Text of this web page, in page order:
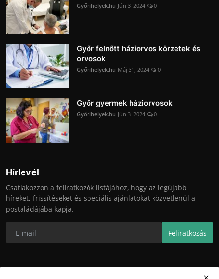
Győrihelyek.hu Jún 3, 2024 0
Győr felnőtt háziorvos körzetek és
orvosok
Győrihelyek.hu Máj 31, 2024 0
Győr gyermek háziorvosok
Győrihelyek.hu Jún 3, 2024 0
Hírlevél
Csatlakozzon a feliratkozók listájához, hogy az legújabb
híreket, frissítéseket és speciális ajánlatokat közvetlenül a
postaládájába kapja.
Feliratkozás